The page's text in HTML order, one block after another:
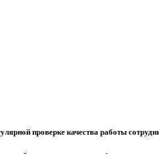
проверке качества работы